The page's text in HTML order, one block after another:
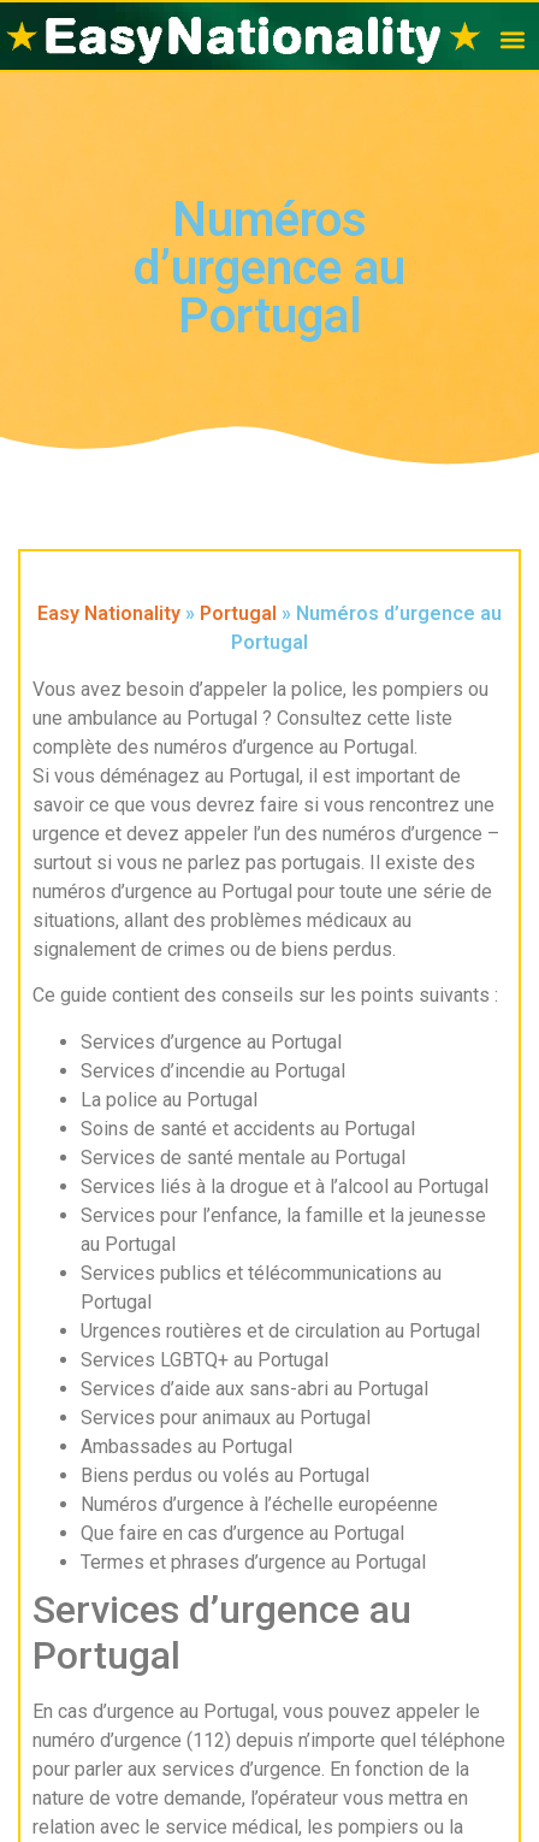
Numéros
d’urgence au
Portugal
Easy Nationality » Portugal » Numéros d’urgence au
Portugal
Vous avez besoin d’appeler la police, les pompiers ou
une ambulance au Portugal ? Consultez cette liste
complète des numéros d’urgence au Portugal.
Si vous déménagez au Portugal, il est important de
savoir ce que vous devrez faire si vous rencontrez une
urgence et devez appeler l’un des numéros d’urgence –
surtout si vous ne parlez pas portugais. Il existe des
numéros d’urgence au Portugal pour toute une série de
situations, allant des problèmes médicaux au
signalement de crimes ou de biens perdus.
Ce guide contient des conseils sur les points suivants :
Services d’urgence au Portugal
Services d’incendie au Portugal
La police au Portugal
Soins de santé et accidents au Portugal
Services de santé mentale au Portugal
Services liés à la drogue et à l’alcool au Portugal
Services pour l’enfance, la famille et la jeunesse
au Portugal
Services publics et télécommunications au
Portugal
Urgences routières et de circulation au Portugal
Services LGBTQ+ au Portugal
Services d’aide aux sans-abri au Portugal
Services pour animaux au Portugal
Ambassades au Portugal
Biens perdus ou volés au Portugal
Numéros d’urgence à l’échelle européenne
Que faire en cas d’urgence au Portugal
Termes et phrases d’urgence au Portugal
Services d’urgence au
Portugal
En cas d’urgence au Portugal, vous pouvez appeler le
numéro d’urgence (112) depuis n’importe quel téléphone
pour parler aux services d’urgence. En fonction de la
nature de votre demande, l’opérateur vous mettra en
relation avec le service médical, les pompiers ou la